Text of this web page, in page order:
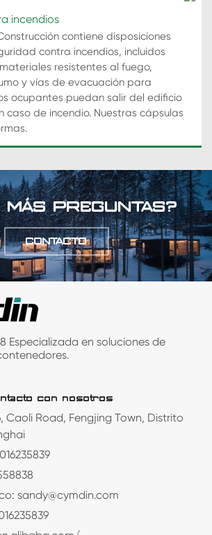
incendios
contiene disposiciones
contra incendios, incluidos
resistentes al fuego,
y vías de evacuación para
ocupantes puedan salir del edificio
caso de incendio. Nuestras cápsulas
MÁS PREGUNTAS?
CONTACTO
Especializada en soluciones de
con nosotros
Caoli Road, Fengjing Town, Distrito
sandy@cymdin.com